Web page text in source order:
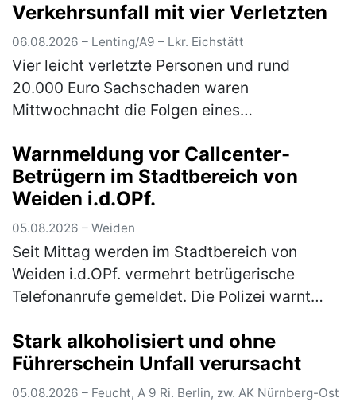
Verkehrsunfall mit vier Verletzten
06.08.2026 – Lenting/A9 – Lkr. Eichstätt
Vier leicht verletzte Personen und rund
20.000 Euro Sachschaden waren
Mittwochnacht die Folgen eines
Reifens auf der A9. Ein 38-jähriger Autofahrer
aus Magdeb…(mehr)
Warnmeldung vor Callcenter-
Betrügern im Stadtbereich von
Weiden i.d.OPf.
05.08.2026 – Weiden
Seit Mittag werden im Stadtbereich von
Weiden i.d.OPf. vermehrt betrügerische
Telefonanrufe gemeldet. Die Polizei warnt
der Betrüger! In Weiden in der Oberp…
Stark alkoholisiert und ohne
Führerschein Unfall verursacht
05.08.2026 – Feucht, A 9 Ri. Berlin, zw. AK Nürnberg-Ost